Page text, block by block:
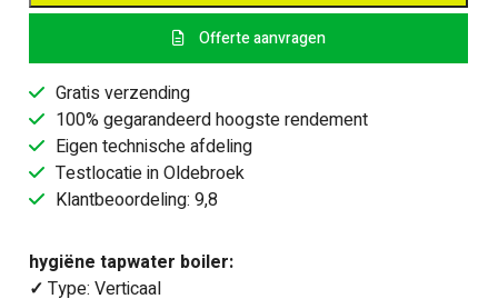
boiler
-
Bi-
Light
-
2
elektrisch
element
Offerte aanvragen
Gratis verzending
100% gegarandeerd hoogste rendement
Eigen technische afdeling
Testlocatie in Oldebroek
Klantbeoordeling: 9,8
hygiëne tapwater boiler:
✓ Type: Verticaal